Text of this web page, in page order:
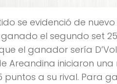
se evidenció de
el segundo set
el ganador sería
Areandina iniciaron
a su rival. Para